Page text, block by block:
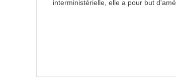
interministérielle, elle a pour but